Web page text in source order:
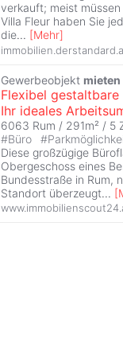
verkauft; meist müssen
Villa Fleur haben Sie
die... [Mehr]
Gewerbeobjekt mieten
Flexibel
Ihr ideales
6063 Rum / 291m² / 5
#Büro #
Diese großzügige
Obergeschoss eines
Bundesstraße in Rum,
Standort überzeugt... [